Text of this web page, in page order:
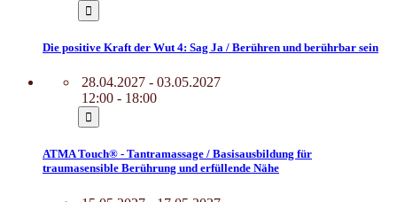
Die positive Kraft der Wut 4: Sag Ja / Berühren und berührbar sein
28.04.2027 - 03.05.2027
12:00 - 18:00
ATMA Touch® - Tantramassage / Basisausbildung für
traumasensible Berührung und erfüllende Nähe